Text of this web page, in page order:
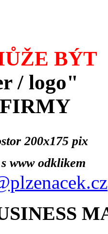
BÝT
logo"
200x175 pix
www odklikem